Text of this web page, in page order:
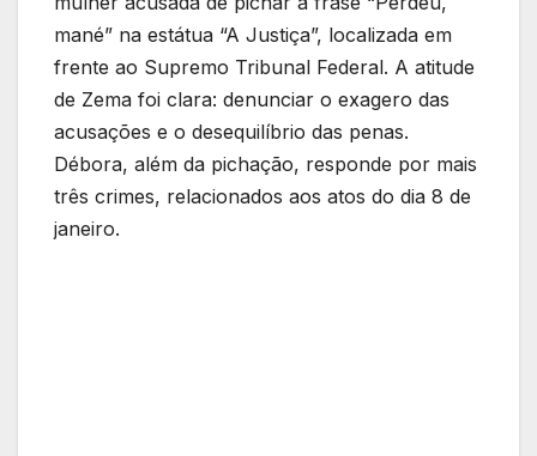
mané” na estátua “A Justiça”, localizada em
frente ao Supremo Tribunal Federal. A atitude
de Zema foi clara: denunciar o exagero das
acusações e o desequilíbrio das penas.
Débora, além da pichação, responde por mais
três crimes, relacionados aos atos do dia 8 de
janeiro.